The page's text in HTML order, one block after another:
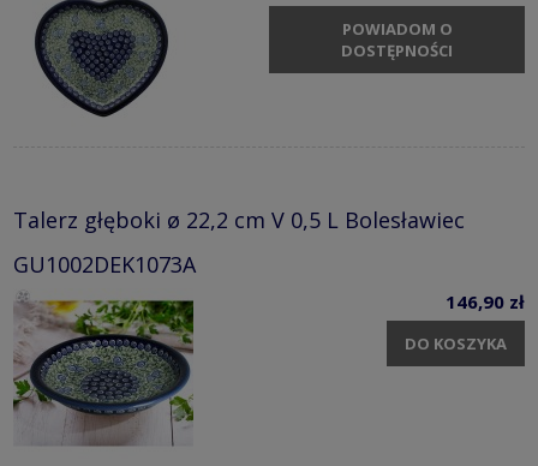
POWIADOM O
DOSTĘPNOŚCI
Talerz głęboki ø 22,2 cm V 0,5 L Bolesławiec
GU1002DEK1073A
146,90 zł
DO KOSZYKA